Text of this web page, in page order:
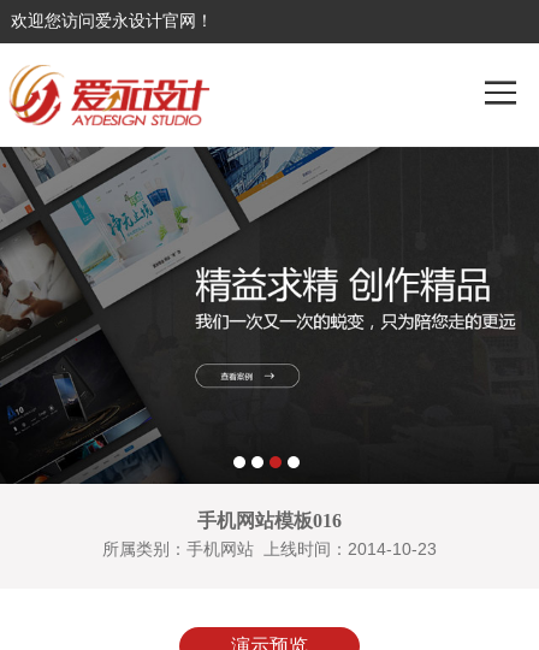
欢迎您访问爱永设计官网！
手机网站模板016
所属类别：手机网站 上线时间：2014-10-23